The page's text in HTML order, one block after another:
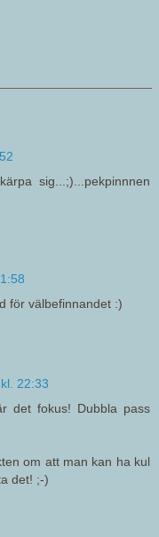
sig...;)...pekpinnnen
för välbefinnandet :)
22:33
det fokus! Dubbla pass
om att man kan ha kul
det! ;-)